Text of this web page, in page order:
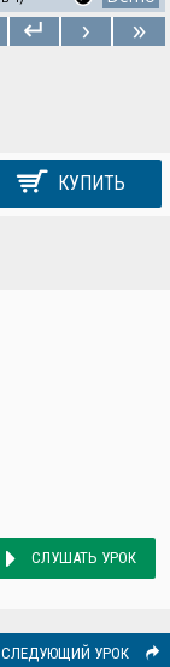
КУПИТЬ
СЛУШАТЬ УРОК
СЛЕДУЮЩИЙ УРОК